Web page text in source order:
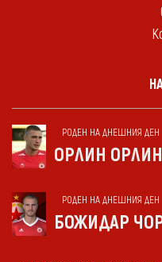
РОДЕН НА ДНЕШНИЯ ДЕН
ОРЛИН
РОДЕН НА ДНЕШНИЯ ДЕН
БОЖИДАР